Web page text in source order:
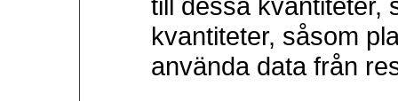
till dessa kvantiteter,
kvantiteter, såsom
använda data från